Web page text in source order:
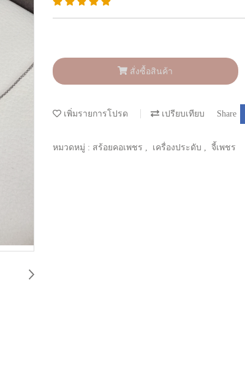
สั่งซื้อสินค้า
เพิ่มรายการโปรด เปรียบเทียบ Share
หมวดหมู่ : สร้อยคอเพชร เครื่องประดับ จี้เพชร